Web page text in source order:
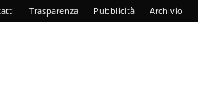
Trasparenza Pubblicità Archivio